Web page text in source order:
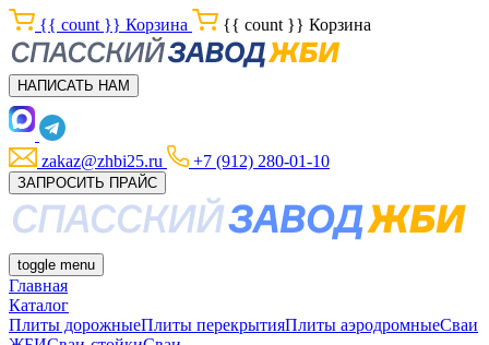
{{ count }} Корзина {{ count }} Корзина
НАПИСАТЬ НАМ
zakaz@zhbi25.ru +7 (912) 280-01-10
ЗАПРОСИТЬ ПРАЙС
toggle menu
Главная
Каталог
Плиты дорожныеПлиты перекрытияПлиты аэродромныеСваи